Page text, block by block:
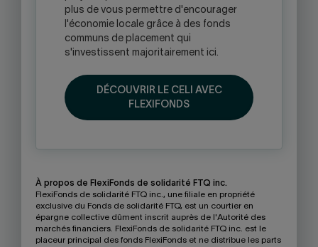
plus de vous permettre d'encourager
l'économie locale grâce à des fonds
communs de placement qui
s'investissent majoritairement ici.
DÉCOUVRIR LE CELI AVEC
FLEXIFONDS
À propos de FlexiFonds de solidarité FTQ inc.
FlexiFonds de solidarité FTQ inc., une filiale en propriété
exclusive du Fonds de solidarité FTQ, est un courtier en
épargne collective dûment inscrit auprès de l'Autorité des
marchés financiers. FlexiFonds de solidarité FTQ inc. est le
placeur principal des fonds FlexiFonds et ne distribue les parts